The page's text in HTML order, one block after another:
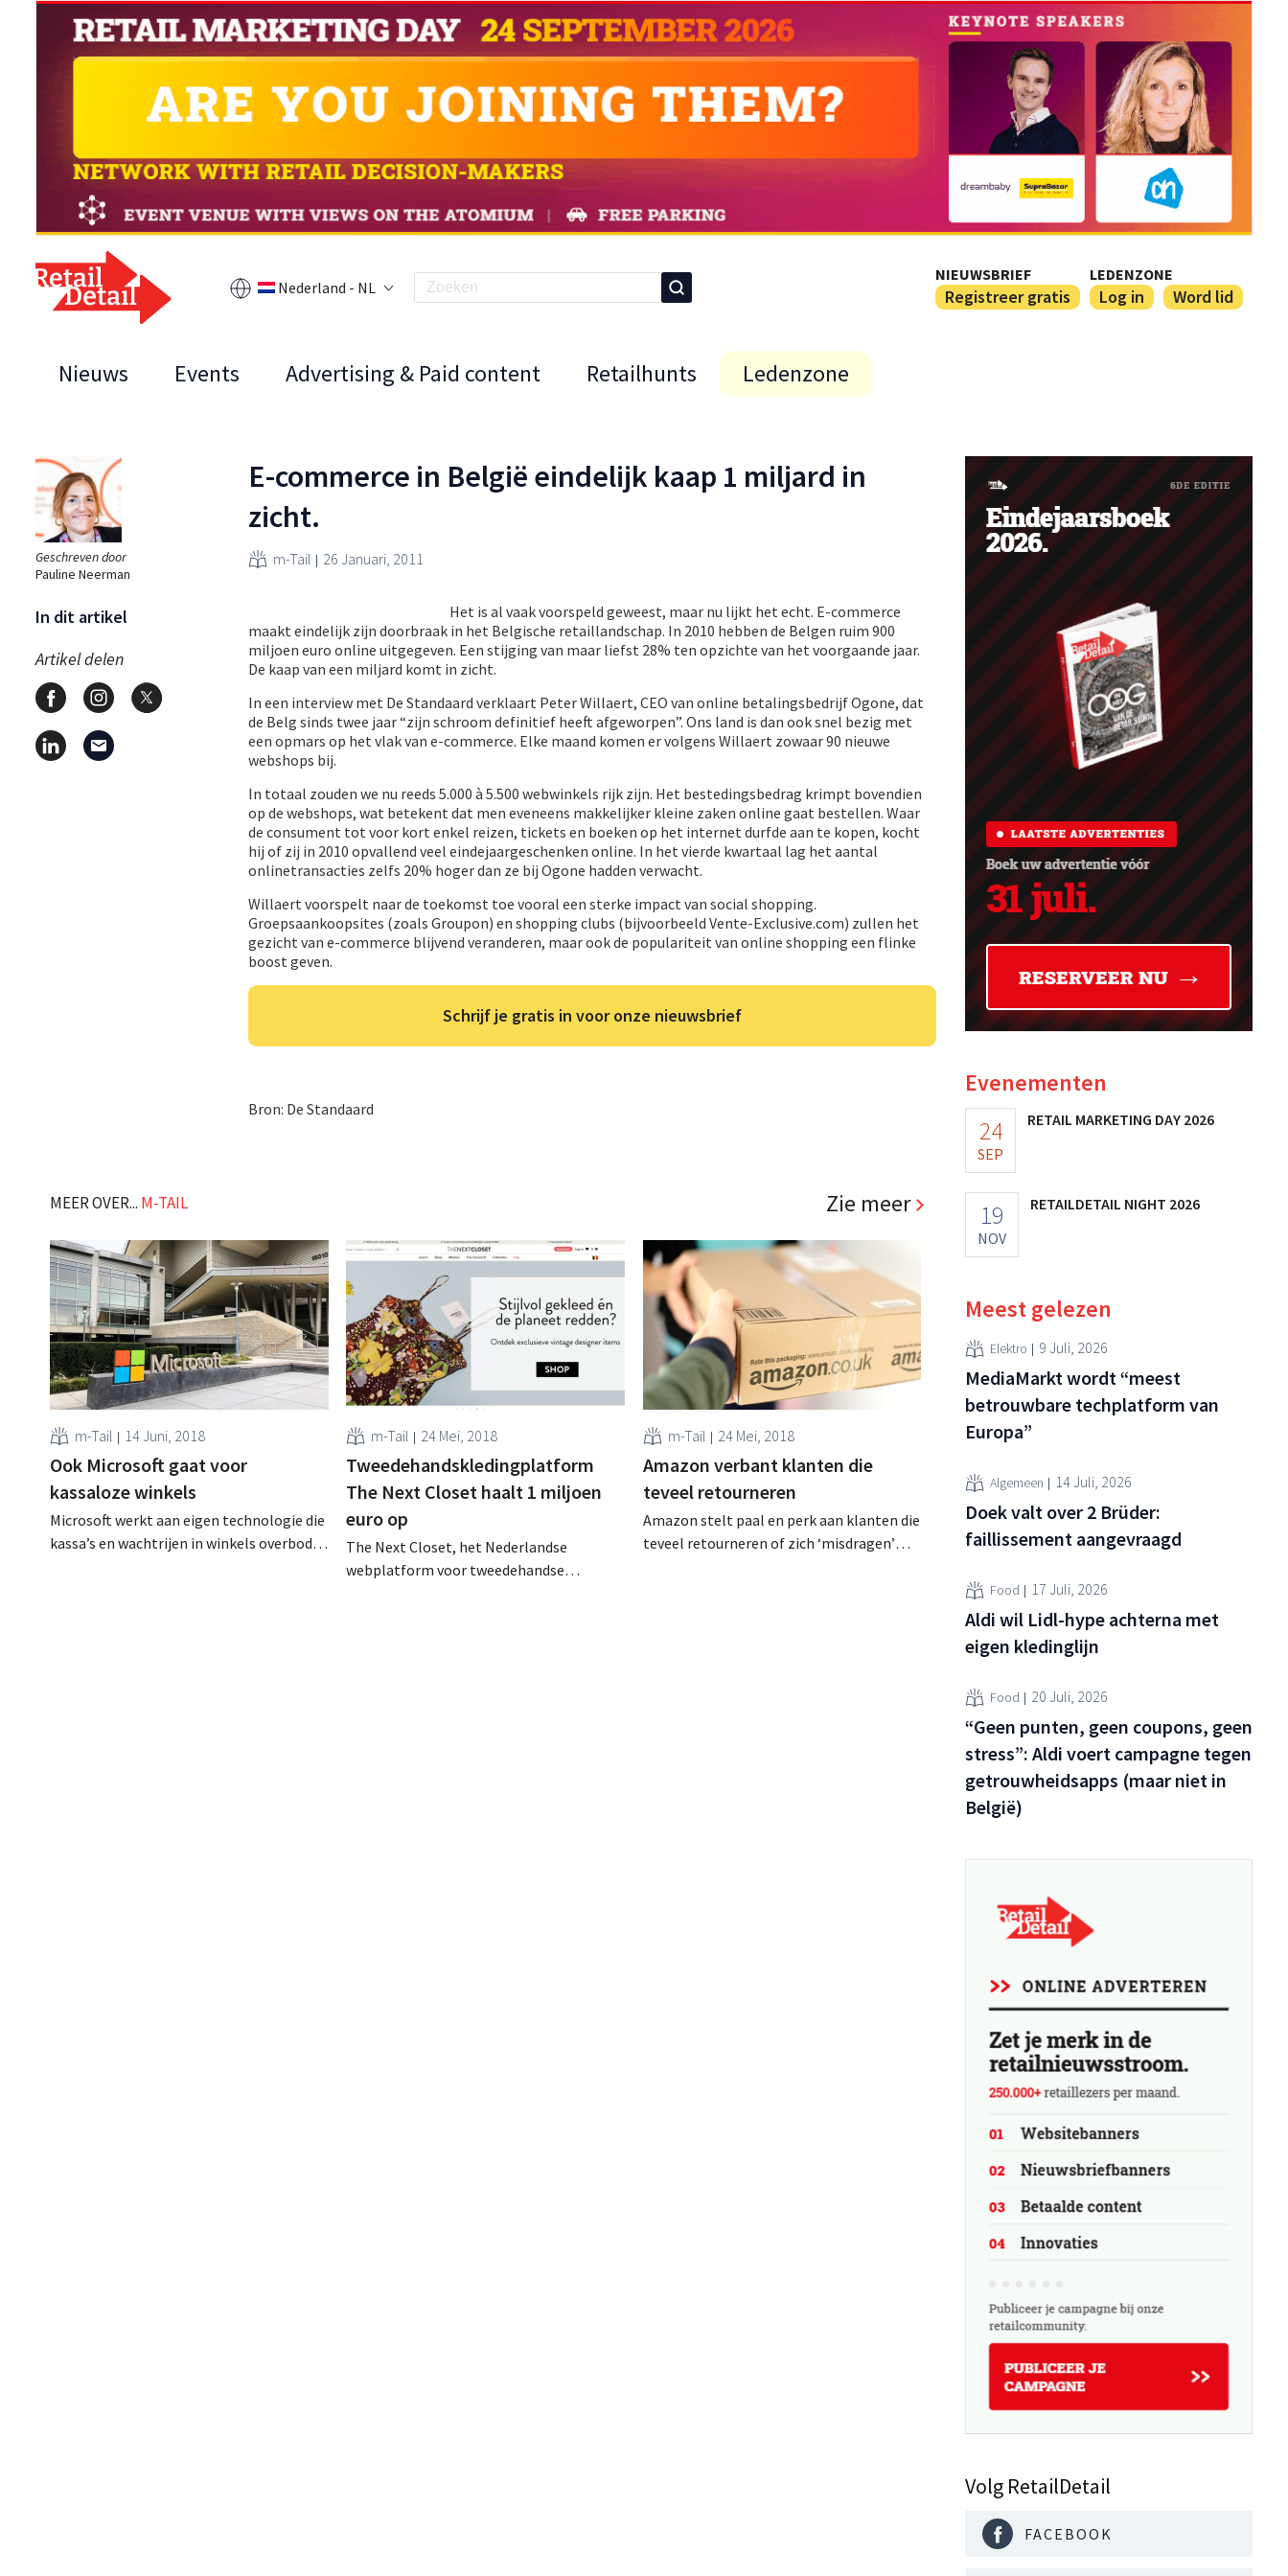
Nederland - NL
NIEUWSBRIEF
Registreer gratis
LEDENZONE
Log in Word lid
Nieuws Events Advertising & Paid content Retailhunts Ledenzone
Geschreven door
Pauline Neerman
In dit artikel
Artikel delen
E-commerce in België eindelijk kaap 1 miljard in
zicht.
m-Tail 26 Januari, 2011
Het is al vaak voorspeld geweest, maar nu lijkt het echt. E-commerce
maakt eindelijk zijn doorbraak in het Belgische retaillandschap. In 2010 hebben de Belgen ruim 900
miljoen euro online uitgegeven. Een stijging van maar liefst 28% ten opzichte van het voorgaande jaar.
De kaap van een miljard komt in zicht.
In een interview met De Standaard verklaart Peter Willaert, CEO van online betalingsbedrijf Ogone, dat
de Belg sinds twee jaar “zijn schroom definitief heeft afgeworpen”. Ons land is dan ook snel bezig met
een opmars op het vlak van e-commerce. Elke maand komen er volgens Willaert zowaar 90 nieuwe
webshops bij.
In totaal zouden we nu reeds 5.000 à 5.500 webwinkels rijk zijn. Het bestedingsbedrag krimpt bovendien
op de webshops, wat betekent dat men eveneens makkelijker kleine zaken online gaat bestellen. Waar
de consument tot voor kort enkel reizen, tickets en boeken op het internet durfde aan te kopen, kocht
hij of zij in 2010 opvallend veel eindejaargeschenken online. In het vierde kwartaal lag het aantal
onlinetransacties zelfs 20% hoger dan ze bij Ogone hadden verwacht.
Willaert voorspelt naar de toekomst toe vooral een sterke impact van social shopping.
Groepsaankoopsites (zoals Groupon) en shopping clubs (bijvoorbeeld Vente-Exclusive.com) zullen het
gezicht van e-commerce blijvend veranderen, maar ook de populariteit van online shopping een flinke
boost geven.
Schrijf je gratis in voor onze nieuwsbrief
Bron: De Standaard
MEER OVER... M-TAIL Zie meer
m-Tail 14 Juni, 2018
Ook Microsoft gaat voor
kassaloze winkels
Microsoft werkt aan eigen technologie die
kassa’s en wachtrijen in winkels overbodig
m-Tail 24 Mei, 2018
Tweedehandskledingplatform
The Next Closet haalt 1 miljoen
euro op
The Next Closet, het Nederlandse
webplatform voor tweedehandse
m-Tail 24 Mei, 2018
Amazon verbant klanten die
teveel retourneren
Amazon stelt paal en perk aan klanten die
teveel retourneren of zich ‘misdragen’
Evenementen
24
SEP
RETAIL MARKETING DAY 2026
19
NOV
RETAILDETAIL NIGHT 2026
Meest gelezen
Elektro 9 Juli, 2026
MediaMarkt wordt “meest
betrouwbare techplatform van
Europa”
Algemeen 14 Juli, 2026
Doek valt over 2 Brüder:
faillissement aangevraagd
Food 17 Juli, 2026
Aldi wil Lidl-hype achterna met
eigen kledinglijn
Food 20 Juli, 2026
“Geen punten, geen coupons, geen
stress”: Aldi voert campagne tegen
getrouwheidsapps (maar niet in
België)
Volg RetailDetail
FACEBOOK